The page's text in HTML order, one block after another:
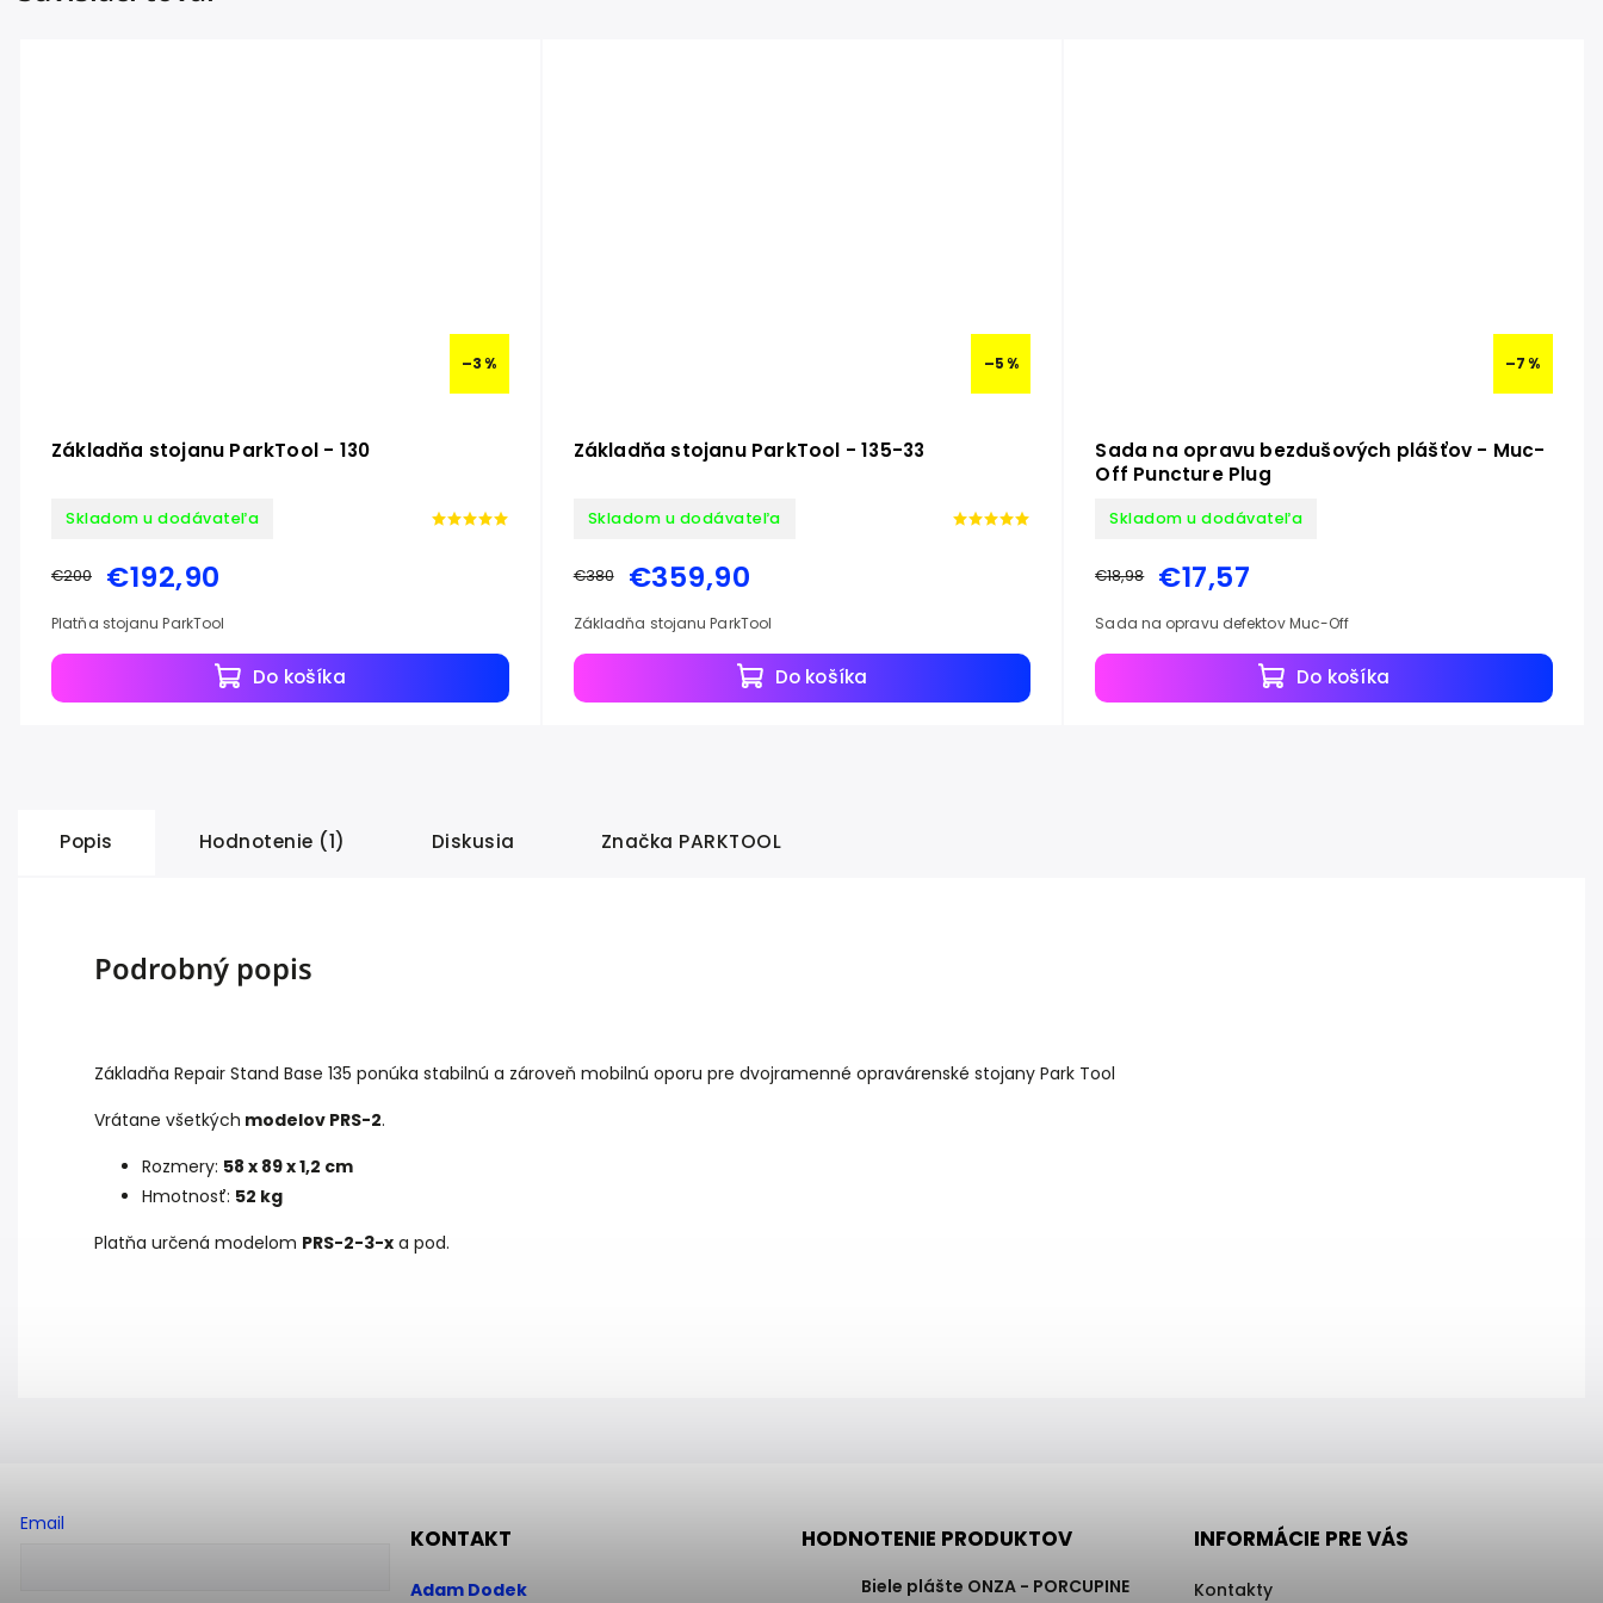
–3 %
Základňa stojanu ParkTool - 130
Skladom u dodávateľa
€200 €192,90
Do košíka
Platňa stojanu ParkTool
–5 %
Základňa stojanu ParkTool - 135-33
Skladom u dodávateľa
€380 €359,90
Do košíka
Základňa stojanu ParkTool
–7 %
Sada na opravu bezdušových plášťov - Muc-
Off Puncture Plug
Skladom u dodávateľa
€18,98 €17,57
Do košíka
Sada na opravu defektov Muc-Off
Popis Hodnotenie (1) Diskusia Značka PARKTOOL
Podrobný popis
Základňa Repair Stand Base 135 ponúka stabilnú a zároveň mobilnú oporu pre dvojramenné opravárenské stojany Park Tool
Vrátane všetkých modelov PRS-2.
Rozmery: 58 x 89 x 1,2 cm
Hmotnosť: 52 kg
Platňa určená modelom PRS-2-3-x a pod.
Email
KONTAKT
Adam Dodek
HODNOTENIE PRODUKTOV
Biele plášte ONZA - PORCUPINE
INFORMÁCIE PRE VÁS
Kontakty